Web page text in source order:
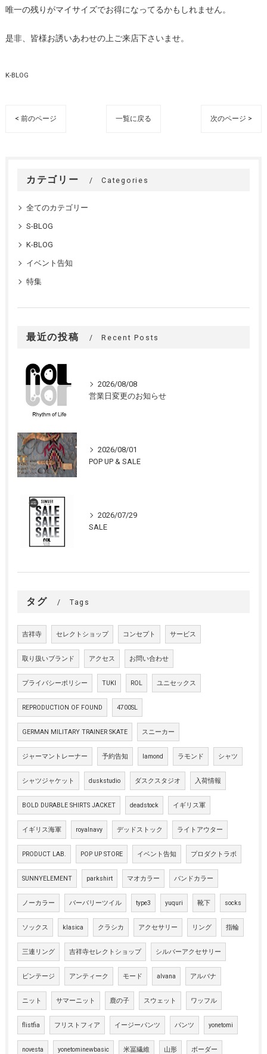
唯一の残りがマイサイズでお得になってるかもしれません。
是非、皆様お誘いあわせの上ご来店下さいませ。
K-BLOG
< 前のページ 一覧に戻る 次のページ >
カテゴリー Categories
全てのカテゴリー
S-BLOG
K-BLOG
イベント告知
特集
最近の投稿 Recent Posts
2026/08/08
営業日変更のお知らせ
2026/08/01
POP UP & SALE
2026/07/29
SALE
タグ Tags
吉祥寺 セレクトショップ コンセプト サービス
取り扱いブランド アクセス お問い合わせ
プライバシーポリシー TUKI ROL ユニセックス
REPRODUCTION OF FOUND 4700SL
GERMAN MILITARY TRAINER SKATE スニーカー
ジャーマントレーナー 予約告知 lamond ラモンド シャツ
シャツジャケット duskstudio ダスクスタジオ 入荷情報
BOLD DURABLE SHIRTS JACKET deadstock イギリス軍
イギリス海軍 royalnavy デッドストック ライトアウター
PRODUCT LAB. POP UP STORE イベント告知 プロダクトラボ
SUNNYELEMENT parkshirt マオカラー バンドカラー
ノーカラー バーバリーツイル type3 yuquri 靴下 socks
ソックス klasica クラシカ アクセサリー リング 指輪
三連リング 吉祥寺セレクトショップ シルバーアクセサリー
ビンテージ アンティーク モード alvana アルバナ
ニット サマーニット 鹿の子 スウェット ワッフル
flistfia フリストフィア イージーパンツ パンツ yonetomi
novesta yonetominewbasic 米冨繊維 山形 ボーダー